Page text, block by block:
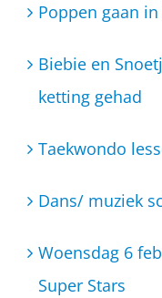
Poppen gaan
Biebie en
ketting gehad
Taekwondo
Dans/ muziek
Woensdag 6
Super Stars